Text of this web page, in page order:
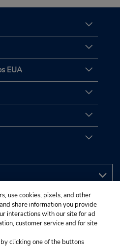
EUA
use cookies, pixels, and other
share information you provide
interactions with our site for ad
customer service and for site
clicking one of the buttons